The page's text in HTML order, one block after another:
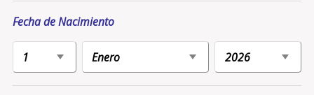
Fecha de Nacimiento